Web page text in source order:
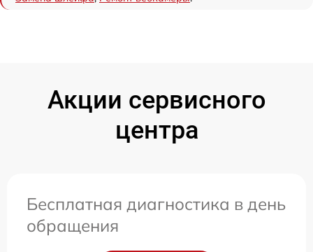
Акции сервисного
центра
Бесплатная диагностика в день
обращения